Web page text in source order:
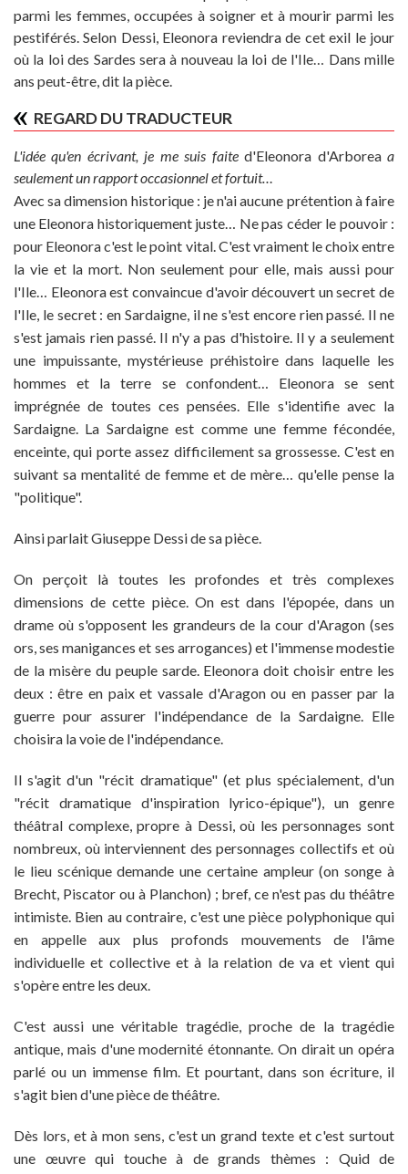
parmi les femmes, occupées à soigner et à mourir parmi les
pestiférés. Selon Dessi, Eleonora reviendra de cet exil le jour
où la loi des Sardes sera à nouveau la loi de l'Ile… Dans mille
ans peut-être, dit la pièce.
REGARD DU TRADUCTEUR
L'idée qu'en écrivant, je me suis faited'Eleonora d'Arboreaa
seulement un rapport occasionnel et fortuit…
Avec sa dimension historique : je n'ai aucune prétention à faire
une Eleonora historiquement juste… Ne pas céder le pouvoir :
pour Eleonora c'est le point vital. C'est vraiment le choix entre
la vie et la mort. Non seulement pour elle, mais aussi pour
l'Ile… Eleonora est convaincue d'avoir découvert un secret de
l'Ile, le secret : en Sardaigne, il ne s'est encore rien passé. Il ne
s'est jamais rien passé. Il n'y a pas d'histoire. Il y a seulement
une impuissante, mystérieuse préhistoire dans laquelle les
hommes et la terre se confondent… Eleonora se sent
imprégnée de toutes ces pensées. Elle s'identifie avec la
Sardaigne. La Sardaigneest comme une femme fécondée,
enceinte, qui porte assez difficilement sa grossesse. C'est en
suivant sa mentalité de femme et de mère… qu'elle pense la
"politique".
Ainsi parlait Giuseppe Dessi de sa pièce.
On perçoit là toutes les profondes et très complexes
dimensions de cette pièce. On est dans l'épopée, dans un
drame où s'opposent les grandeurs de la cour d'Aragon (ses
ors, ses manigances et ses arrogances) et l'immense modestie
de la misère du peuple sarde. Eleonora doit choisir entre les
deux : être en paix et vassale d'Aragon ou en passer par la
guerre pour assurer l'indépendance de la Sardaigne. Elle
choisira la voie de l'indépendance.
Il s'agit d'un "récit dramatique" (et plus spécialement, d'un
"récit dramatique d'inspiration lyrico-épique"), un genre
théâtral complexe, propre à Dessi, où les personnages sont
nombreux, où interviennent des personnages collectifs et où
le lieu scénique demande une certaine ampleur (on songe à
Brecht, Piscator ou à Planchon) ; bref, ce n'est pas du théâtre
intimiste. Bien au contraire, c'est une pièce polyphonique qui
en appelle aux plus profonds mouvements de l'âme
individuelle et collective et à la relation de va et vient qui
s'opère entre les deux.
C'est aussi une véritable tragédie, proche de la tragédie
antique, mais d'une modernité étonnante. On dirait un opéra
parlé ou un immense film. Et pourtant, dans son écriture, il
s'agit bien d'une pièce de théâtre.
Dès lors, et à mon sens, c'est un grand texte et c'est surtout
une œuvre qui touche à de grands thèmes : Quid de